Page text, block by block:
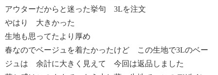
アウターだからと迷った挙句 3Lを注文
やはり 大きかった
生地も思ってたより厚め
春なのでベージュを着たかったけど この生地で3Lのベー
ジュは 余計に大きく見えて 今回は返品しました